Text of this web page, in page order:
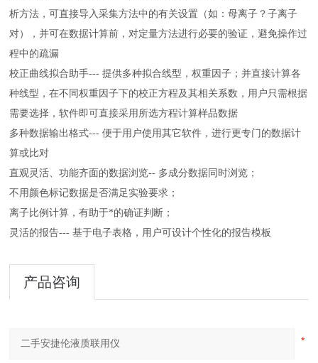
析方法，可直接导入采集方法中的有关设置（如：母离子？子离子
对），并可在数据计算前，对定量方法进行必要的验证，避免操作过
程中的疏漏
校正曲线拟合助手--- 提供多种拟合线型，权重因子；并直接计算各
种线型，在不同权重因子下的校正方程及其相关系数，用户只需根据
需要选择，软件即可直接采用所选方程计算样品数据
多种数据输出格式--- 便于用户使用其它软件，进行更专门的数据计
算或比对
直观灵活、功能齐面的数据浏览-- 多成分数据同时浏览；
不用颜色标记数据是否满足实验要求；
离子比例计算，有助于*的确证判断；
灵活的报告--- 基于电子表格，用户可设计个性化的报告模板
产品咨询